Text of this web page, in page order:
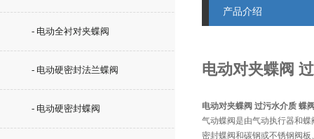
- 电动全衬对夹蝶阀
- 电动硬密封法兰蝶阀
- 电动硬密封蝶阀
产品介绍
电动对夹蝶阀
电动对夹蝶阀 过污水介质 蝶
气动蝶阀是由气动执行器和
密封蝶阀和碳钢或不锈钢阀